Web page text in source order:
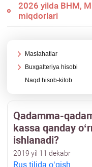
2026 yilda BHM,
miqdorlari
Maslahatlar
Buхgalteriya hisobi
Naqd hisob-kitob
Qadamma-
kassa qanday
ishlanadi?
2019 yil 11 dekabr
Rus tilida oʻqish